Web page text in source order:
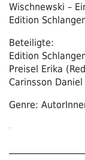
Wischnewski –
Edition
Beteiligte:
Edition
Preisel Erika
Carinsson
Genre: